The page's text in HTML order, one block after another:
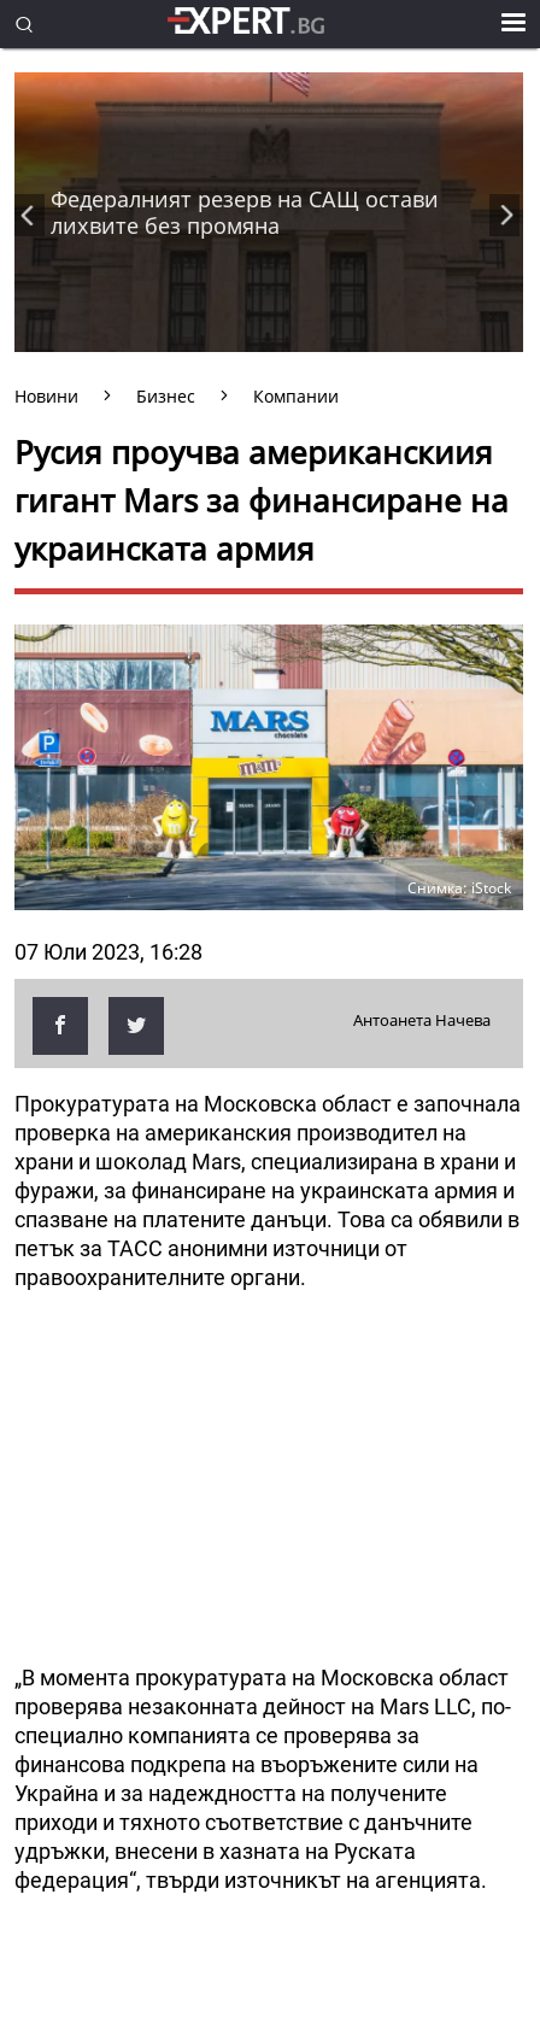
Федералният резерв на САЩ остави
лихвите без промяна
Новини Бизнес Компании
Русия проучва американскиия
гигант Mars за финансиране на
украинската армия
Снимка: iStock
07 Юли 2023, 16:28
Антоанета Начева
Прокуратурата на Московска област е започнала
проверка на американския производител на
храни и шоколад Mars, специализирана в храни и
фуражи, за финансиране на украинската армия и
спазване на платените данъци. Това са обявили в
петък за ТАСС анонимни източници от
правоохранителните органи.
„В момента прокуратурата на Московска област
проверява незаконната дейност на Mars LLC, по-
специално компанията се проверява за
финансова подкрепа на въоръжените сили на
Украйна и за надеждността на получените
приходи и тяхното съответствие с данъчните
удръжки, внесени в хазната на Руската
федерация“, твърди източникът на агенцията.